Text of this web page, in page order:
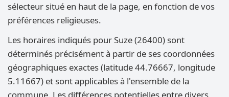
sélecteur situé en haut de la page, en fonction de vos
préférences religieuses.
Les horaires indiqués pour Suze (26400) sont
déterminés précisément à partir de ses coordonnées
géographiques exactes (latitude 44.76667, longitude
5.11667) et sont applicables à l'ensemble de la